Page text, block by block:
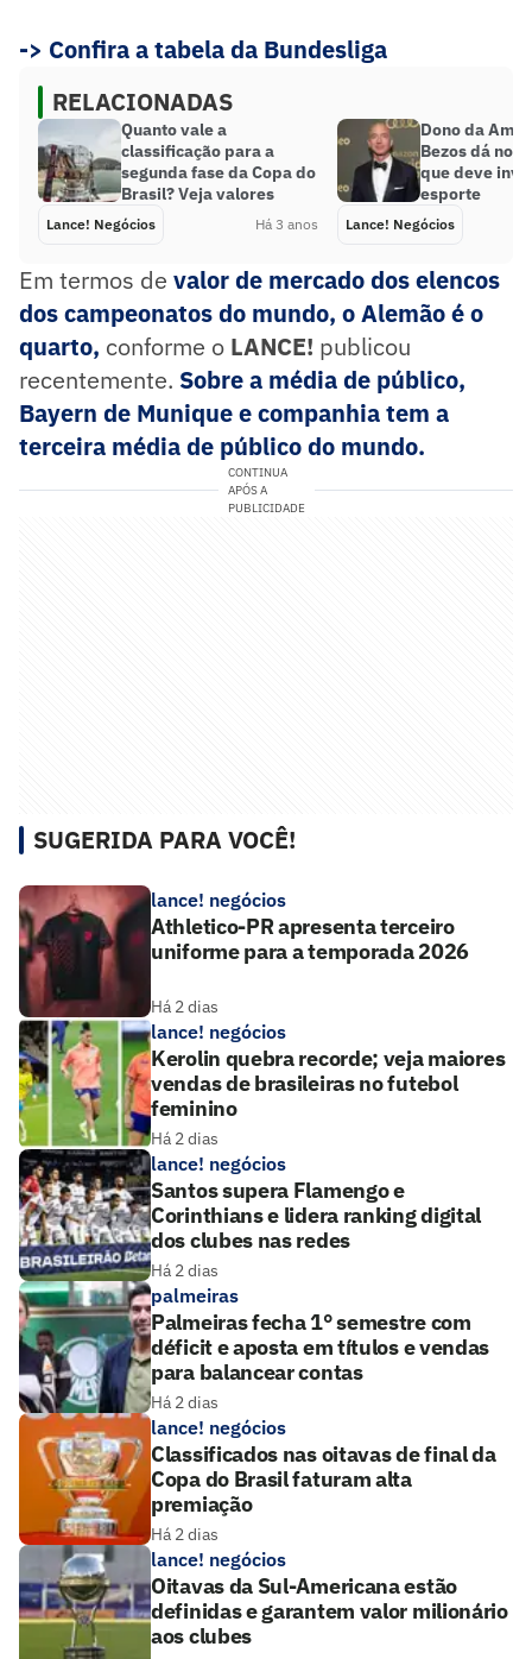
-> Confira a tabela da Bundesliga
RELACIONADAS
Quanto vale a
classificação para a
segunda fase da Copa do
Brasil? Veja valores
Lance! Negócios Há 3 anos
Dono da
Bezos dá
que deve
esporte
Lance! Negócios
Em termos de valor de mercado dos elencos
dos campeonatos do mundo, o Alemão é o
quarto, conforme o LANCE! publicou
recentemente. Sobre a média de público,
Bayern de Munique e companhia tem a
terceira média de público do mundo.
CONTINUA
APÓS A
PUBLICIDADE
SUGERIDA PARA VOCÊ!
lance! negócios
Athletico-PR apresenta terceiro
uniforme para a temporada 2026
Há 2 dias
lance! negócios
Kerolin quebra recorde; veja maiores
vendas de brasileiras no futebol
feminino
Há 2 dias
lance! negócios
Santos supera Flamengo e
Corinthians e lidera ranking digital
dos clubes nas redes
Há 2 dias
palmeiras
Palmeiras fecha 1° semestre com
déficit e aposta em títulos e vendas
para balancear contas
Há 2 dias
lance! negócios
Classificados nas oitavas de final da
Copa do Brasil faturam alta
premiação
Há 2 dias
lance! negócios
Oitavas da Sul-Americana estão
definidas e garantem valor milionário
aos clubes